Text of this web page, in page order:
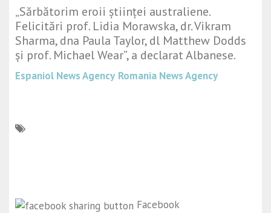
„Sărbătorim eroii științei australiene.
Felicitări prof. Lidia Morawska, dr. Vikram
Sharma, dna Paula Taylor, dl Matthew Dodds
și prof. Michael Wear”, a declarat Albanese.
Espaniol News Agency Romania News Agency
Facebook